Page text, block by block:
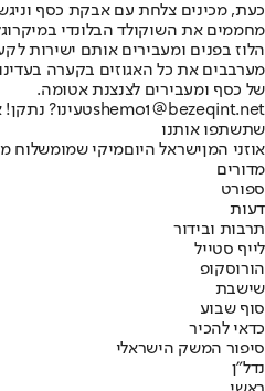
כעת, מכינים צלחת עם אבקת כסף
מחממים את השוקולד הבלונדי
הלוז בפנים ומעבירים אותם ישירות
מערבבים את כל האגוזים בקערה
של כסף ומעבירים לצנצנת אטומה.
shemo1@bezeqint.netטעינו?
שתשתפו אותנו
אוזני המןישראל היוםמיקי שמומשלוח
מדורים
ספורט
דעות
תרבות ובידור
לייף סטייל
הורוסקופ
שישבת
סוף שבוע
כדאי להכיר
סיפור המשק הישראלי
נדל"ן